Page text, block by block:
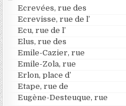
Ecrevées, rue des
Ecrevisse, rue de l’
Ecu, rue de l’
Elus, rue des
Emile-Cazier, rue
Emile-Zola, rue
Erlon, place d’
Etape, rue de
Eugène-Desteuque, rue